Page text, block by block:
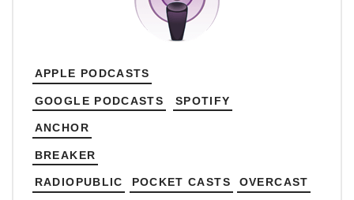
APPLE PODCASTS
GOOGLE PODCASTS SPOTIFY
ANCHOR
BREAKER
RADIOPUBLIC POCKET CASTS OVERCAST